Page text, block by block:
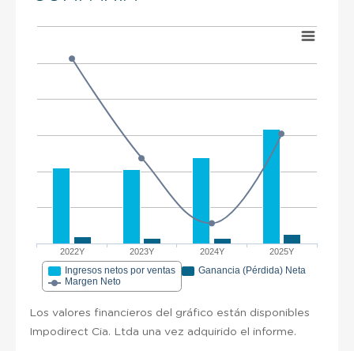
2022Y 2023Y 2024Y 2025Y
Ingresos netos por ventas
Ganancia (Pérdida) Neta
Margen Neto
Los valores financieros del gráfico están disponibles
Impodirect Cia. Ltda una vez adquirido el informe.